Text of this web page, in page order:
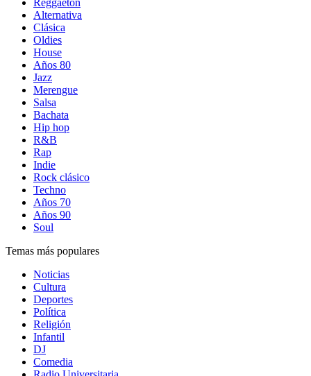
Reggaetón
Alternativa
Clásica
Oldies
House
Años 80
Jazz
Merengue
Salsa
Bachata
Hip hop
R&B
Rap
Indie
Rock clásico
Techno
Años 70
Años 90
Soul
Temas más populares
Noticias
Cultura
Deportes
Política
Religión
Infantil
DJ
Comedia